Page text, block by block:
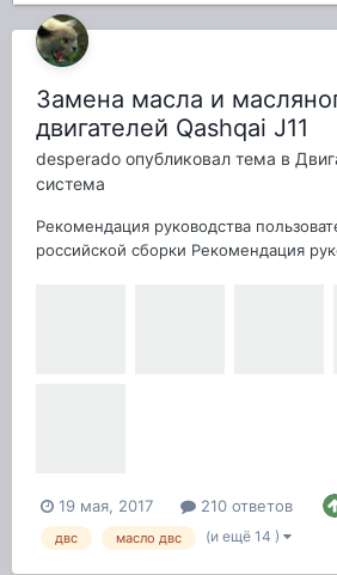
Замена масла и
двигателей Qashqai J11
desperado опубликовал тема в
система
Рекомендация руководства
российской сборки Рекомендация
19 мая, 2017 210 ответов
двс масло двс (и ещё 14 )